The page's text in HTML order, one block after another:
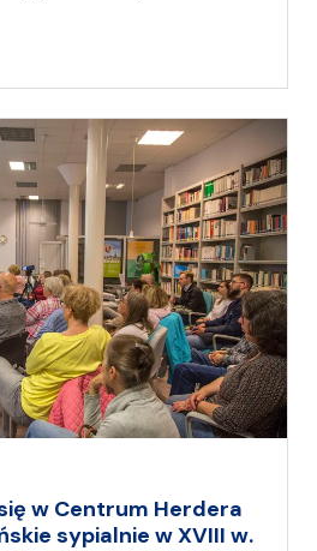
(
)
i
a
w Centrum Herdera
sypialnie w XVIII w.